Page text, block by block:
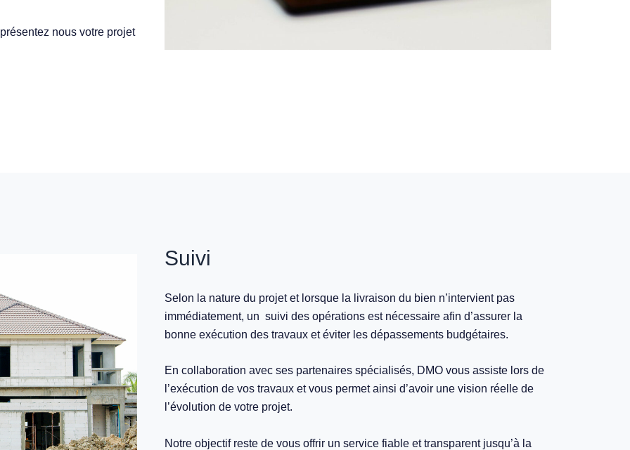
nous votre projet
Suivi
Selon la nature du projet et lorsque la livraison du bien n’intervient pas
immédiatement, un suivi des opérations est nécessaire afin d’assurer la
bonne exécution des travaux et éviter les dépassements budgétaires.
En collaboration avec ses partenaires spécialisés, DMO vous assiste lors de
l’exécution de vos travaux et vous permet ainsi d’avoir une vision réelle de
l’évolution de votre projet.
Notre objectif reste de vous offrir un service fiable et transparent jusqu’à la